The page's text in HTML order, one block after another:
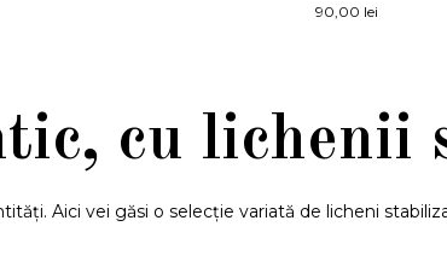
90,00 lei
cu lichenii
Aici vei găsi o selecție variată de licheni